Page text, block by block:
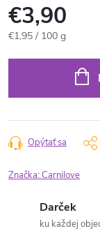
€3,90
Jednotková
€1,95 / 100 g
Opýtať sa
Značka:Carnilove
Darček
ku každej